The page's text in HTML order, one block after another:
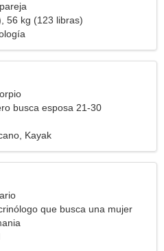
56 kg (123 libras)
busca esposa 21-30
Kayak
que busca una mujer